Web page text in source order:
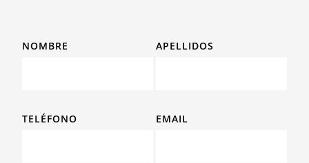
NOMBRE APELLIDOS
TELÉFONO EMAIL